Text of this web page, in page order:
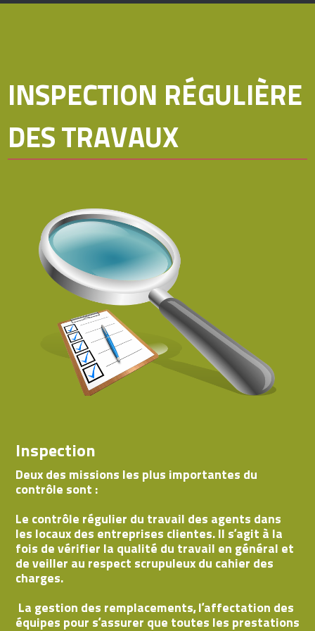
INSPECTION RÉGULIÈRE
DES TRAVAUX
Inspection
Deux des missions les plus importantes du
contrôle sont :
Le contrôle régulier du travail des agents dans
les locaux des entreprises clientes. Il s’agit à la
fois de vérifier la qualité du travail en général et
de veiller au respect scrupuleux du cahier des
charges.
La gestion des remplacements, l’affectation des
équipes pour s’assurer que toutes les prestations